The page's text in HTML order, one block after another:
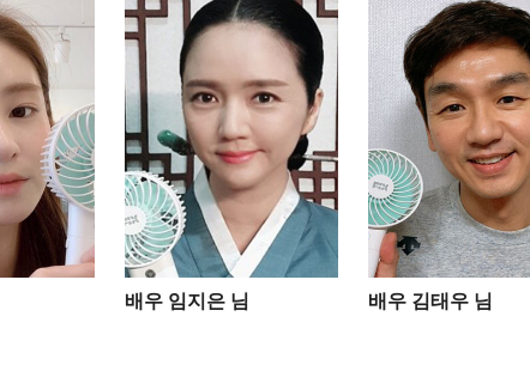
배우 임지은 님 배우 김태우 님